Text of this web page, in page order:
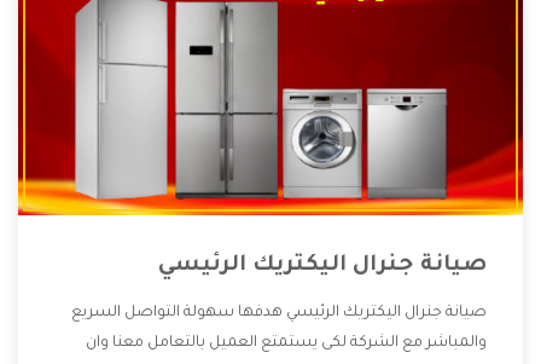
صيانة جنرال اليكتريك الرئيسي
صيانة جنرال اليكتريك الرئيسي هدفها سهولة التواصل السريع
والمباشر مع الشركة لكى يستمتع العميل بالتعامل معنا وان